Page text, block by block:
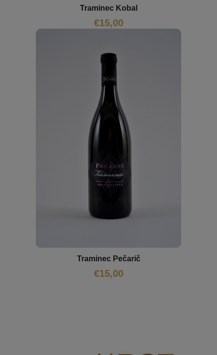
Traminec Kobal
€15,00
Traminec Pečarič
€15,00